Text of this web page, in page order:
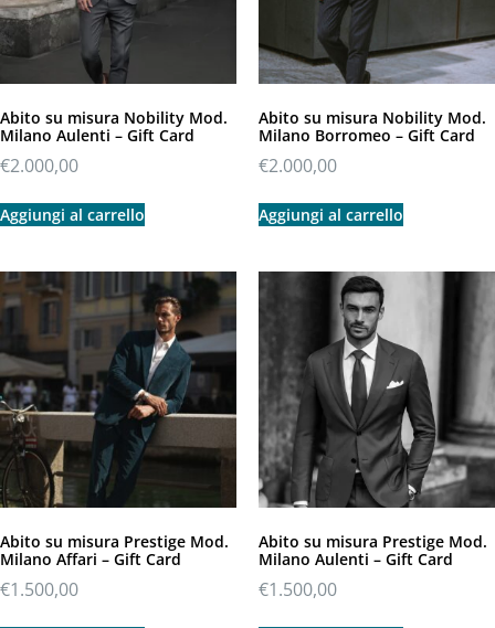
Abito su misura Nobility Mod.
Milano Aulenti – Gift Card
€2.000,00
Aggiungi al carrello
Abito su misura Nobility Mod.
Milano Borromeo – Gift Card
€2.000,00
Aggiungi al carrello
Abito su misura Prestige Mod.
Milano Affari – Gift Card
€1.500,00
Abito su misura Prestige Mod.
Milano Aulenti – Gift Card
€1.500,00